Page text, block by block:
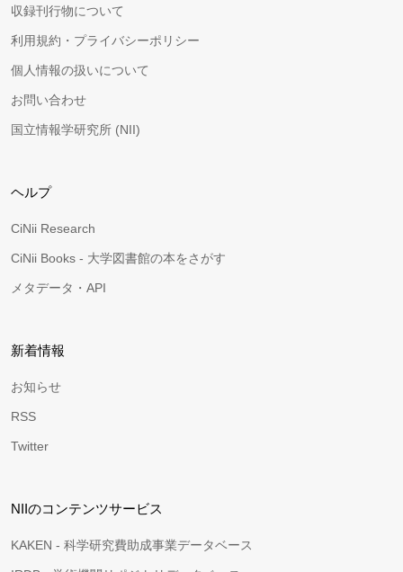
収録刊行物について
利用規約・プライバシーポリシー
個人情報の扱いについて
お問い合わせ
国立情報学研究所 (NII)
ヘルプ
CiNii Research
CiNii Books - 大学図書館の本をさがす
メタデータ・API
新着情報
お知らせ
RSS
Twitter
NIIのコンテンツサービス
KAKEN - 科学研究費助成事業データベース